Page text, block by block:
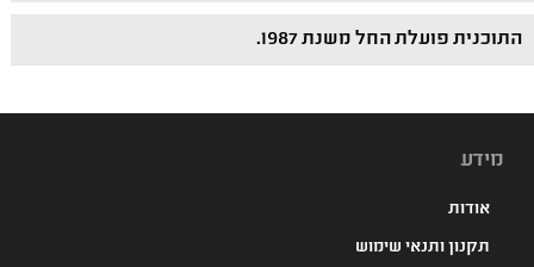
התוכנית פועלת החל משנת 1987.
מידע
אודות
תקנון ותנאי שימוש